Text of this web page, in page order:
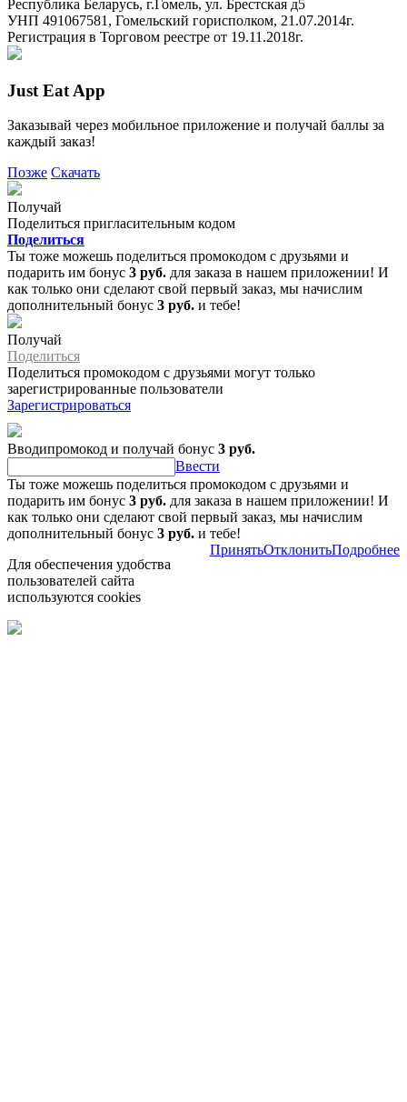
Республика Беларусь, г.Гомель, ул. Брестская д5
УНП 491067581, Гомельский горисполком, 21.07.2014г.
Регистрация в Торговом реестре от 19.11.2018г.
Just Eat App
Заказывай через мобильное приложение и получай баллы за
каждый заказ!
Позже Скачать
Получай
Поделиться пригласительным кодом
Поделиться
Ты тоже можешь поделиться промокодом с друзьями и
подарить им бонус 3 руб. для заказа в нашем приложении! И
как только они сделают свой первый заказ, мы начислим
дополнительный бонус 3 руб. и тебе!
Получай
Поделиться
Поделиться промокодом с друзьями могут только
зарегистрированные пользователи
Зарегистрироваться
Вводипромокод и получай бонус 3 руб.
Ввести
Ты тоже можешь поделиться промокодом с друзьями и
подарить им бонус 3 руб. для заказа в нашем приложении! И
как только они сделают свой первый заказ, мы начислим
дополнительный бонус 3 руб. и тебе!
Для обеспечения удобства
пользователей сайта
используются cookies
ПринятьОтклонитьПодробнее